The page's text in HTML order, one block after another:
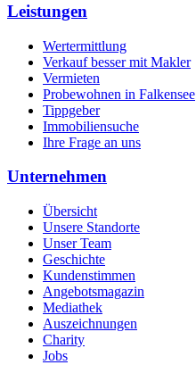
Leistungen
Wertermittlung
Verkauf besser mit Makler
Vermieten
Probewohnen in Falkensee
Tippgeber
Immobiliensuche
Ihre Frage an uns
Unternehmen
Übersicht
Unsere Standorte
Unser Team
Geschichte
Kundenstimmen
Angebotsmagazin
Mediathek
Auszeichnungen
Charity
Jobs